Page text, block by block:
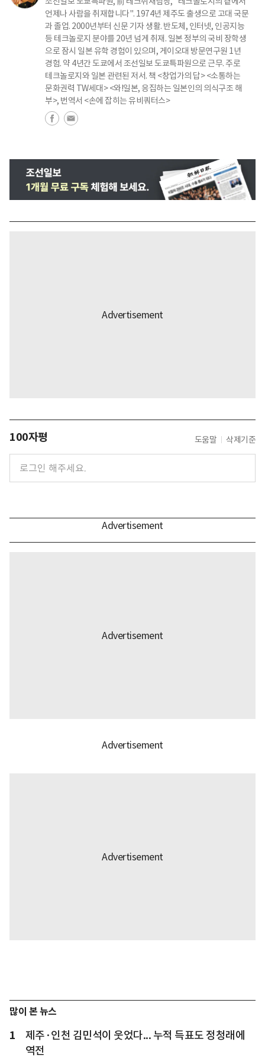
언제나 사람을 취재합니다". 1974년 제주도 출생으로 고대 국문
과 졸업. 2000년부터 신문 기자 생활. 반도체, 인터넷, 인공지능
등 테크놀로지 분야를 20년 넘게 취재. 일본 정부의 국비 장학생
으로 잠시 일본 유학 경험이 있으며, 게이오대 방문연구원 1년
경험. 약 4년간 도쿄에서 조선일보 도쿄특파원으로 근무. 주로
테크놀로지와 일본 관련된 저서. 책 <창업가의 답> <소통하는
문화권력 TW세대> <와!일본, 응집하는 일본인의 의식구조 해
부>, 번역서 <손에 잡히는 유비쿼터스>
100자평 도움말 삭제기준
많이 본 뉴스
1
제주·인천 김민석이 웃었다... 누적 득표도 정청래에
역전